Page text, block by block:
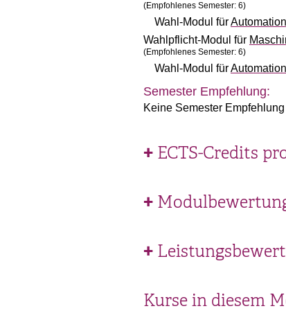
(Empfohlenes Semester: 6)
Wahl-Modul für
Wahlpflicht-Modul für
(Empfohlenes Semester: 6)
Wahl-Modul für
Semester Empfehlung:
Keine Semester
ECTS-Credits
Kurse in diesem